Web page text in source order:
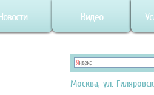
Новости Видео
Москва, ул.